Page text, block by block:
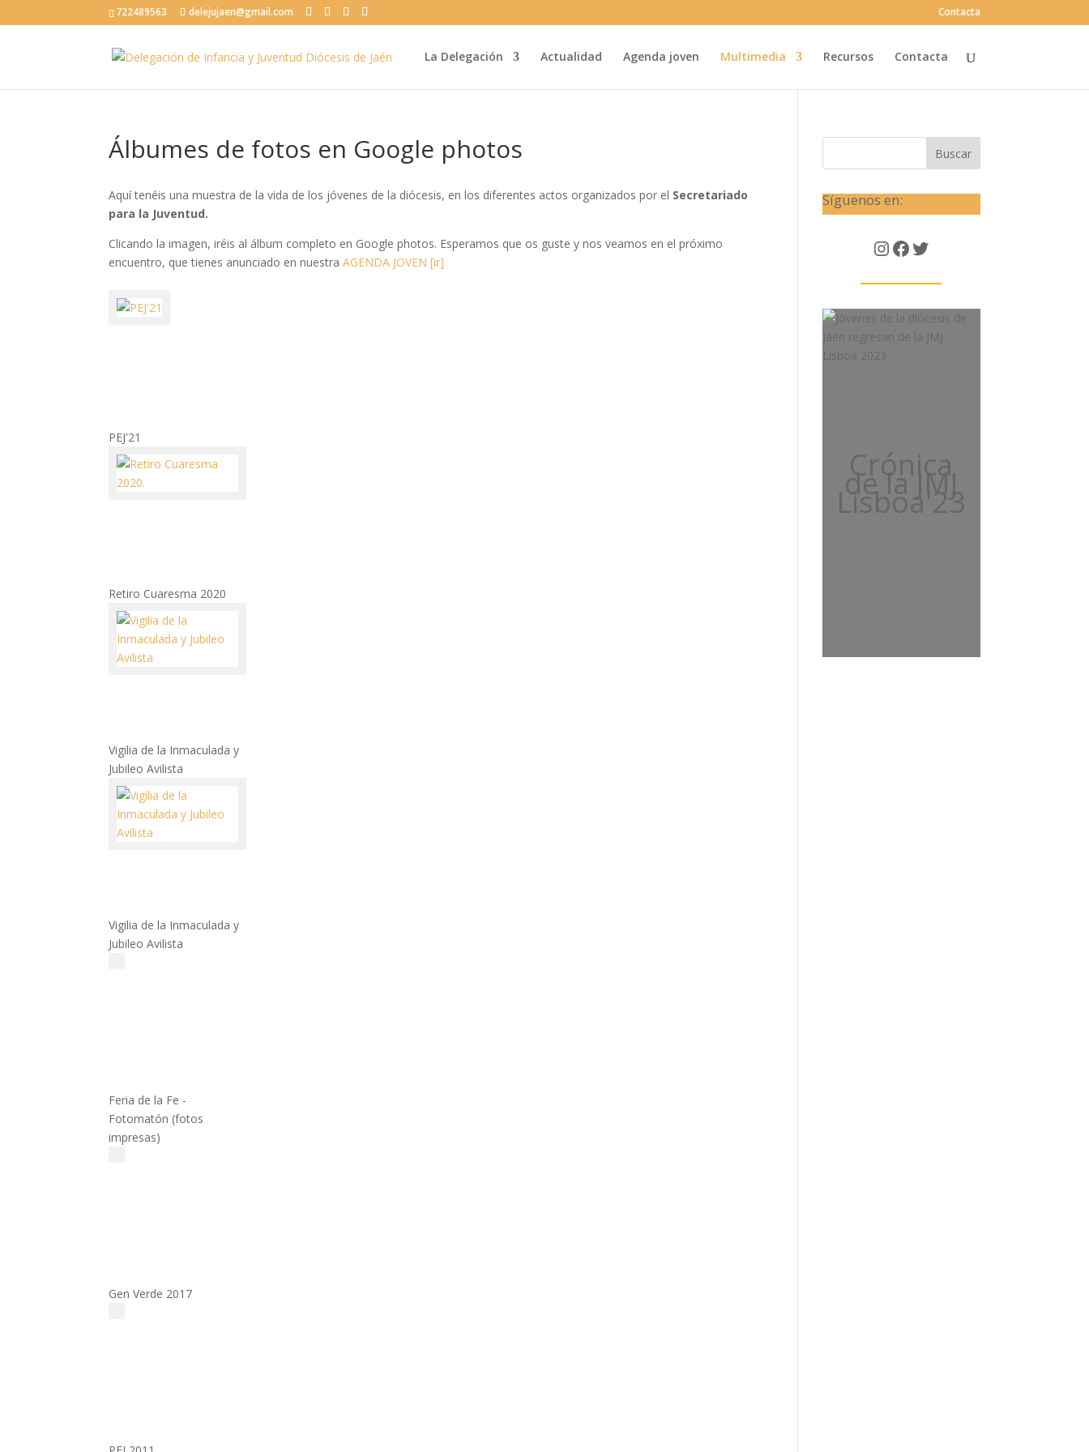
722489563 delejujaen@gmail.com Contacta
La Delegación Actualidad Agenda joven Multimedia Recursos Contacta
Álbumes de fotos en Google photos
Aquí tenéis una muestra de la vida de los jóvenes de la diócesis, en los diferentes actos organizados por el Secretariado
para la Juventud.
Clicando la imagen, iréis al álbum completo en Google photos. Esperamos que os guste y nos veamos en el próximo
encuentro, que tienes anunciado en nuestraAGENDA JOVEN [ir]
PEJ'21
Retiro Cuaresma 2020
Vigilia de la Inmaculada y
Jubileo Avilista
Vigilia de la Inmaculada y
Jubileo Avilista
Feria de la Fe -
Fotomatón (fotos
impresas)
Gen Verde 2017
Buscar
Síguenos en:
Instagram
Facebook
Twitter
Crónica
de la JMJ
Lisboa'23